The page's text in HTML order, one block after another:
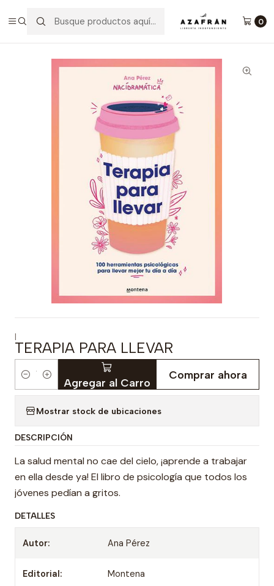
0
Salud y bienestar
Crecimiento Personal
Terapia Para Llevar
|
TERAPIA PARA LLEVAR
Cantidad Agregar al Carro
Comprar ahora
Mostrar stock de ubicaciones
DESCRIPCIÓN
La salud mental no cae del cielo, ¡aprende a trabajar
en ella desde ya! El libro de psicología que todos los
jóvenes pedían a gritos.
DETALLES
Autor: Ana Pérez
Editorial: Montena